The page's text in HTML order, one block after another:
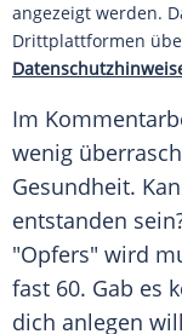
angezeigt werden.
Drittplattformen
Im
wenig
Gesundheit.
entstanden
"Opfers" wird
fast 60. Gab es
dich anlegen